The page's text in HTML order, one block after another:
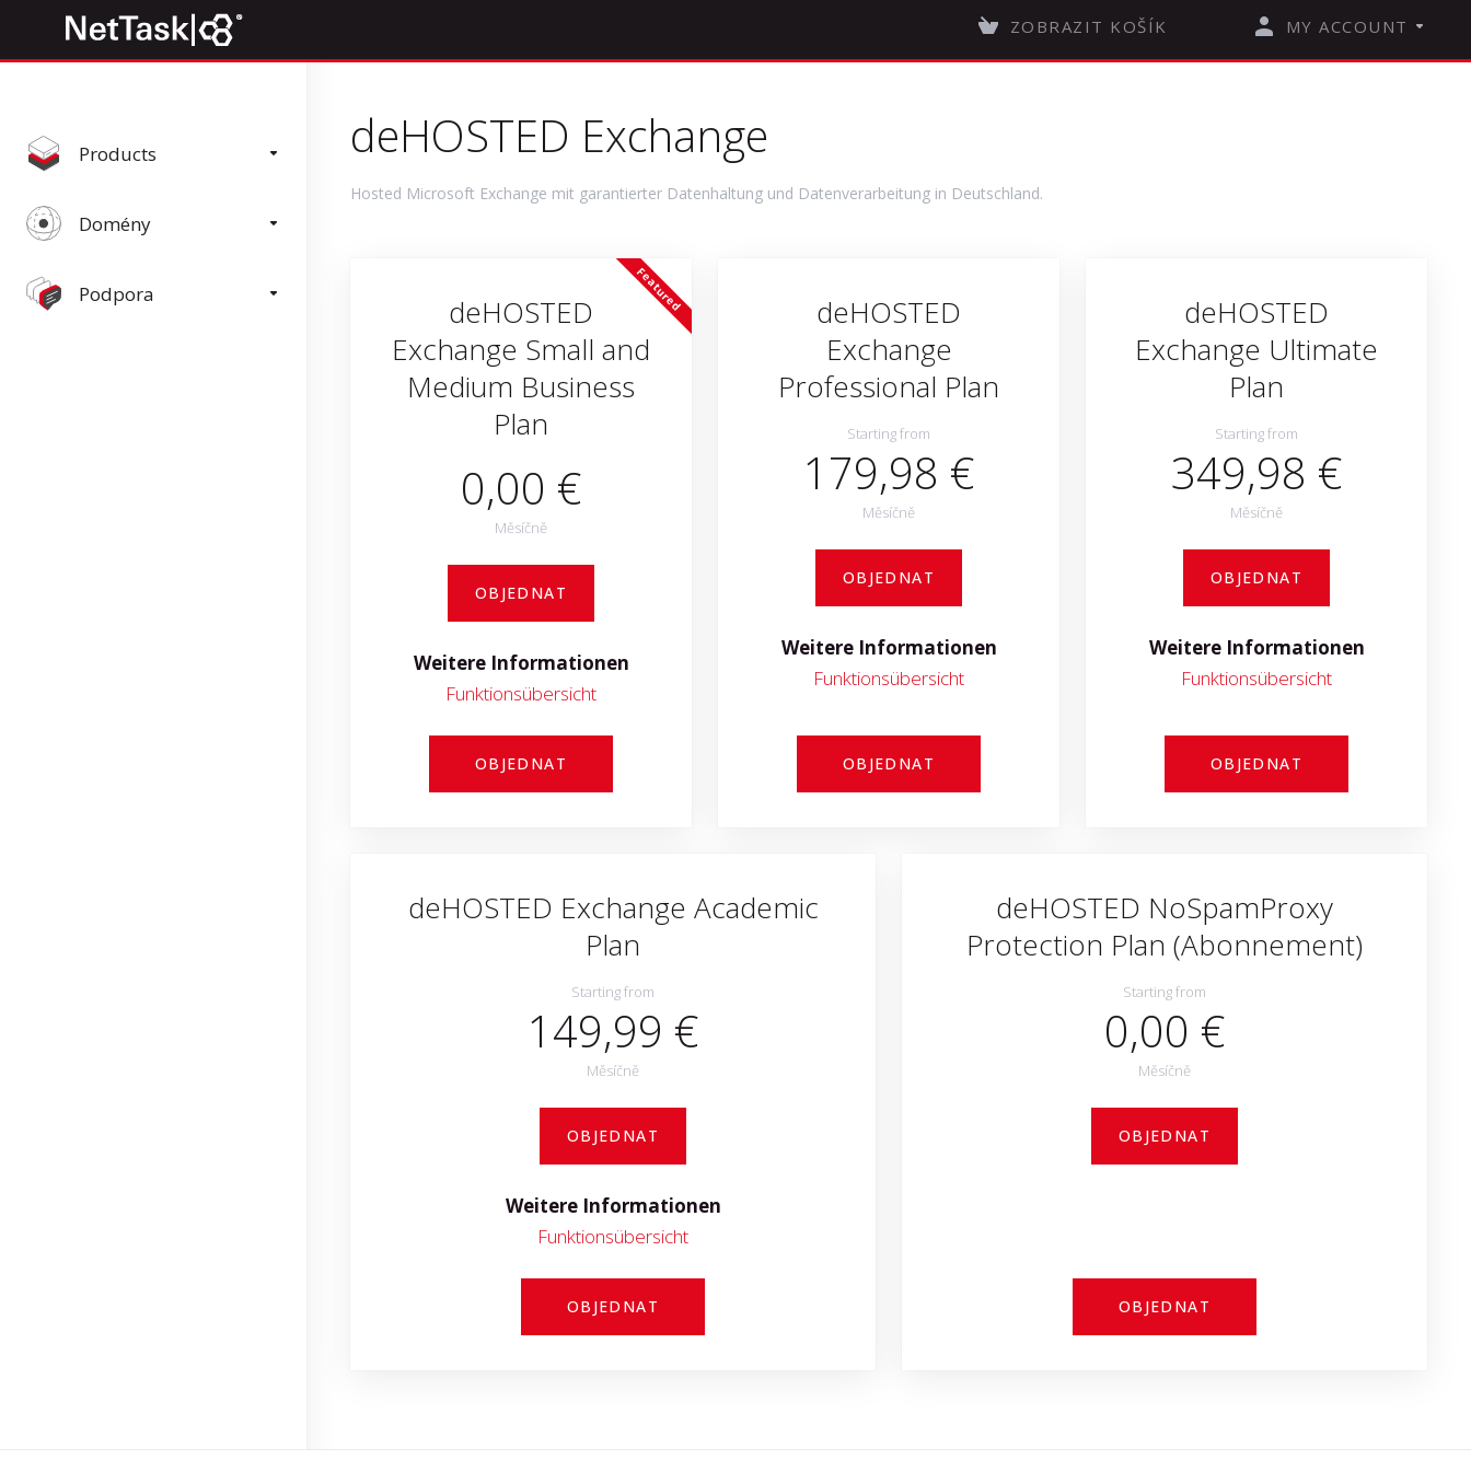
Products
Domény
Podpora
ZOBRAZIT KOŠÍK MY ACCOUNT
deHOSTED Exchange
Hosted Microsoft Exchange mit garantierter Datenhaltung und Datenverarbeitung in Deutschland.
Featured
deHOSTED
Exchange Small and
Medium Business
Plan
0,00 €
Měsíčně
OBJEDNAT
Weitere Informationen
Funktionsübersicht
OBJEDNAT
deHOSTED
Exchange
Professional Plan
Starting from
179,98 €
Měsíčně
OBJEDNAT
Weitere Informationen
Funktionsübersicht
OBJEDNAT
deHOSTED
Exchange Ultimate
Plan
Starting from
349,98 €
Měsíčně
OBJEDNAT
Weitere Informationen
Funktionsübersicht
OBJEDNAT
deHOSTED Exchange Academic
Plan
Starting from
149,99 €
Měsíčně
OBJEDNAT
Weitere Informationen
Funktionsübersicht
OBJEDNAT
deHOSTED NoSpamProxy
Protection Plan (Abonnement)
Starting from
0,00 €
Měsíčně
OBJEDNAT
OBJEDNAT